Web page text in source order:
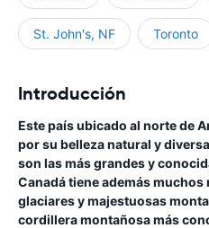
St. John's, NF Toronto
Introducción
Este país ubicado al norte de
por su belleza natural y
son las más grandes y
Canadá tiene además
glaciares y majestuosas
cordillera montañosa más